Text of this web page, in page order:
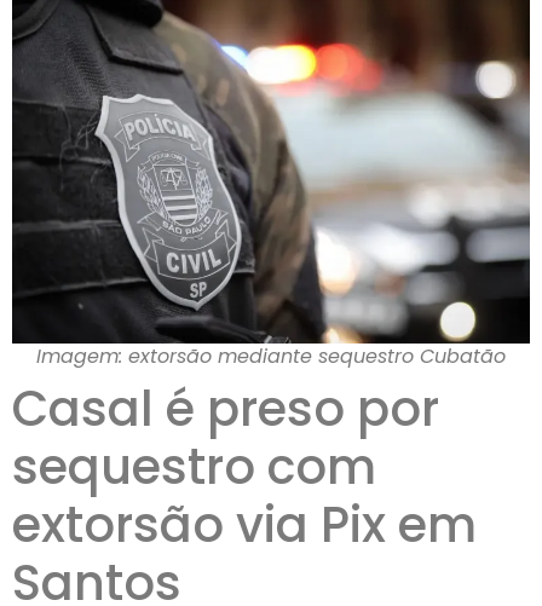
Imagem: extorsão mediante sequestro Cubatão
Casal é preso por
sequestro com
extorsão via Pix em
Santos